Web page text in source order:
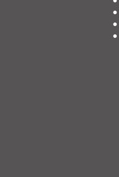
●
●
●